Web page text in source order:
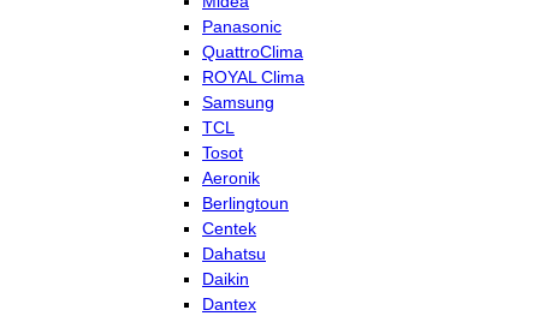
Panasonic
QuattroClima
ROYAL Clima
Samsung
TCL
Tosot
Aeronik
Berlingtoun
Centek
Dahatsu
Daikin
Dantex